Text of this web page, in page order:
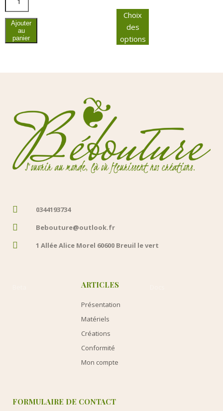
Ajouter
au
panier
Choix
des
options
0344193734
Bebouture@outlook.fr
1 Allée Alice Morel 60600 Breuil le vert
ARTICLES
Présentation
Matériels
Créations
Conformité
Mon compte
FORMULAIRE DE CONTACT